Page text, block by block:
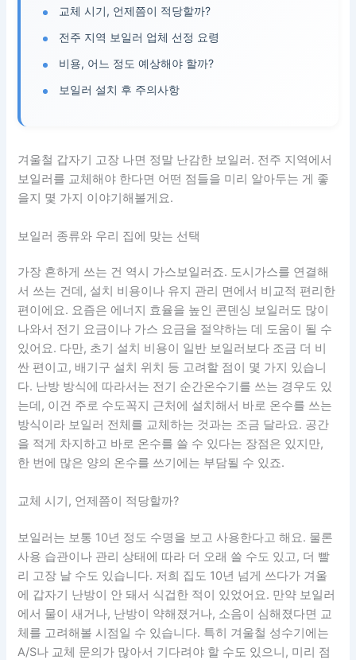
교체 시기, 언제쯤이 적당할까?
전주 지역 보일러 업체 선정 요령
비용, 어느 정도 예상해야 할까?
보일러 설치 후 주의사항
겨울철 갑자기 고장 나면 정말 난감한 보일러. 전주 지역에서
보일러를 교체해야 한다면 어떤 점들을 미리 알아두는 게 좋
을지 몇 가지 이야기해볼게요.
보일러 종류와 우리 집에 맞는 선택
가장 흔하게 쓰는 건 역시 가스보일러죠. 도시가스를 연결해
서 쓰는 건데, 설치 비용이나 유지 관리 면에서 비교적 편리한
편이에요. 요즘은 에너지 효율을 높인 콘덴싱 보일러도 많이
나와서 전기 요금이나 가스 요금을 절약하는 데 도움이 될 수
있어요. 다만, 초기 설치 비용이 일반 보일러보다 조금 더 비
싼 편이고, 배기구 설치 위치 등 고려할 점이 몇 가지 있습니
다. 난방 방식에 따라서는 전기 순간온수기를 쓰는 경우도 있
는데, 이건 주로 수도꼭지 근처에 설치해서 바로 온수를 쓰는
방식이라 보일러 전체를 교체하는 것과는 조금 달라요. 공간
을 적게 차지하고 바로 온수를 쓸 수 있다는 장점은 있지만,
한 번에 많은 양의 온수를 쓰기에는 부담될 수 있죠.
교체 시기, 언제쯤이 적당할까?
보일러는 보통 10년 정도 수명을 보고 사용한다고 해요. 물론
사용 습관이나 관리 상태에 따라 더 오래 쓸 수도 있고, 더 빨
리 고장 날 수도 있습니다. 저희 집도 10년 넘게 쓰다가 겨울
에 갑자기 난방이 안 돼서 식겁한 적이 있었어요. 만약 보일러
에서 물이 새거나, 난방이 약해졌거나, 소음이 심해졌다면 교
체를 고려해볼 시점일 수 있습니다. 특히 겨울철 성수기에는
A/S나 교체 문의가 많아서 기다려야 할 수도 있으니, 미리 점